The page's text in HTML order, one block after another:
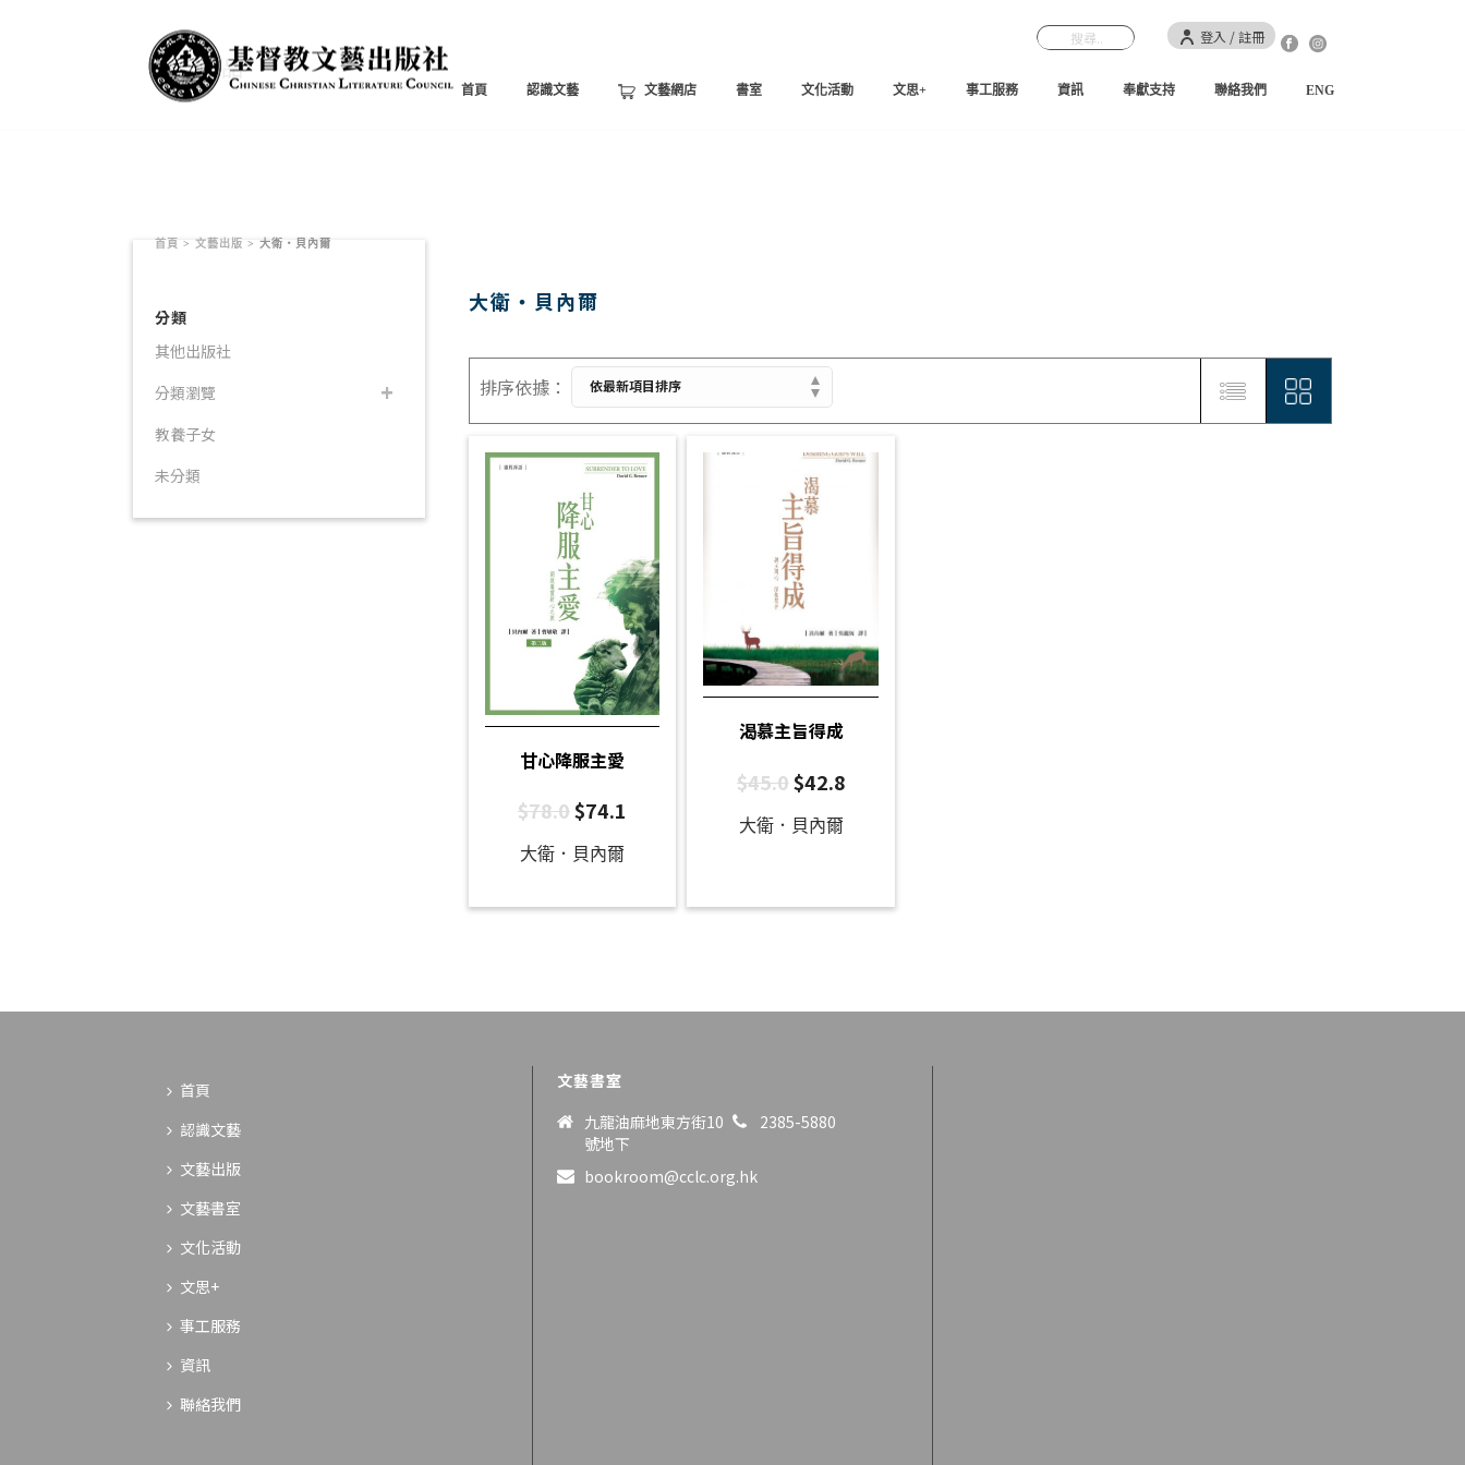
登入 / 註冊
首頁 認識文藝 文藝網店 書室 文化活動 文思+ 事工服務 資訊 奉獻支持 聯絡我們 ENG
書籍產品
首頁 > 文藝出版 > 大衛‧貝內爾
大衛‧貝內爾
甘心降服主愛
$78.0$74.1
大衛．貝內爾
渴慕主旨得成
$45.0$42.8
大衛．貝內爾
分類
其他出版社
分類瀏覽
教養子女
未分類
首頁
認識文藝
文藝出版
文藝書室
文化活動
文思+
事工服務
資訊
聯絡我們
文藝書室
九龍油麻地東方街10
號地下
2385-5880
bookroom@cclc.org.hk